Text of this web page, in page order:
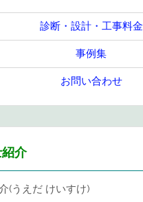
診断・設計・工事料金
事例集
お問い合わせ
介
(うえだ けいすけ)